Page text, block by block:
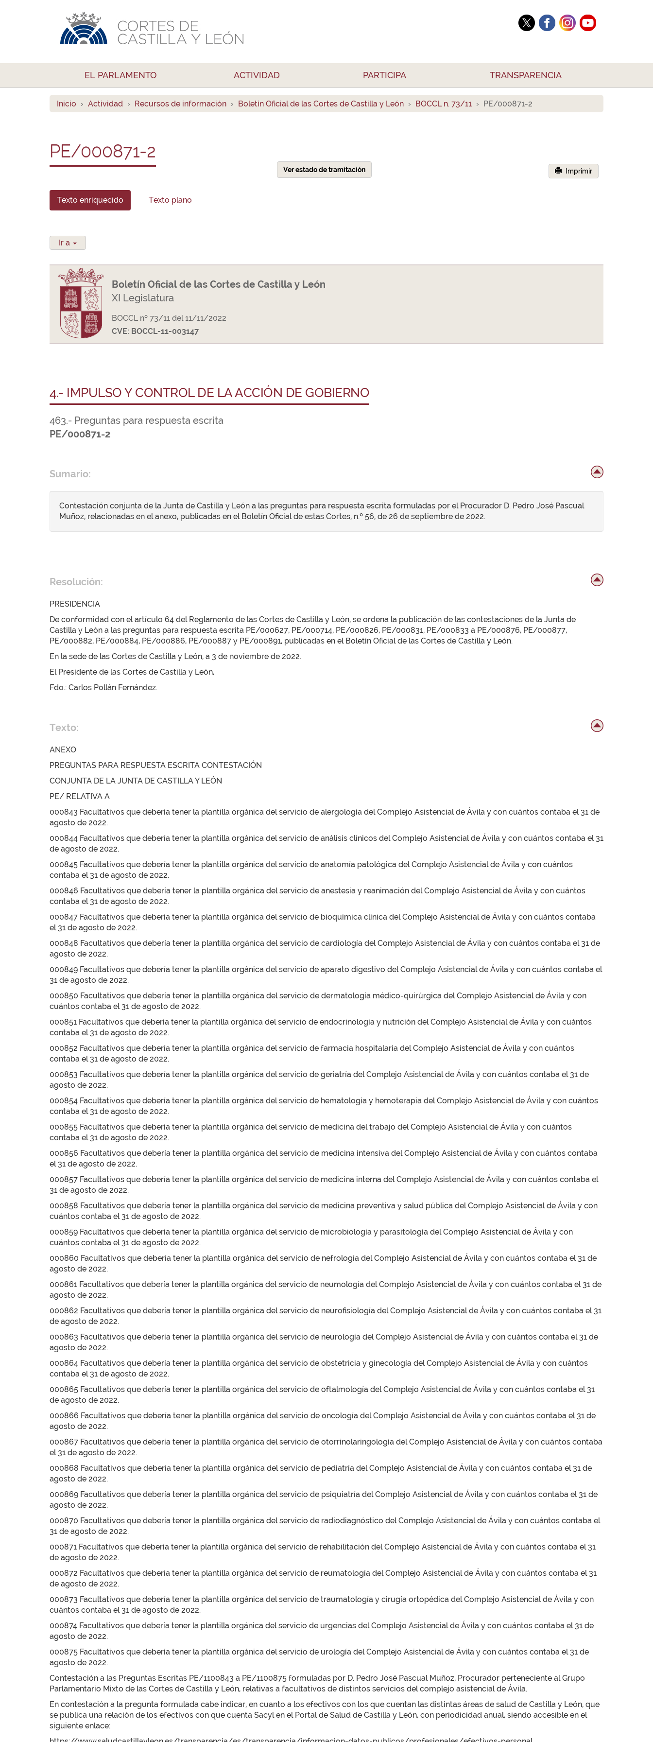
EL PARLAMENTO ACTIVIDAD PARTICIPA TRANSPARENCIA
Inicio Actividad Recursos de información Boletín Oficial de las Cortes de Castilla y León BOCCL n. 73/11 PE/000871-2
PE/000871-2
Ver estado de tramitación Imprimir
Texto enriquecido Texto plano
Ir a
Boletín Oficial de las Cortes de Castilla y León
XI Legislatura
BOCCL nº 73/11 del 11/11/2022
CVE: BOCCL-11-003147
4.- IMPULSO Y CONTROL DE LA ACCIÓN DE GOBIERNO
463.- Preguntas para respuesta escrita
PE/000871-2
Sumario:
Contestación conjunta de la Junta de Castilla y León a las preguntas para respuesta escrita formuladas por el Procurador D. Pedro José Pascual
Muñoz, relacionadas en el anexo, publicadas en el Boletín Oficial de estas Cortes, n.º 56, de 26 de septiembre de 2022.
Resolución:
PRESIDENCIA
De conformidad con el artículo 64 del Reglamento de las Cortes de Castilla y León, se ordena la publicación de las contestaciones de la Junta de
Castilla y León a las preguntas para respuesta escrita PE/000627, PE/000714, PE/000826, PE/000831, PE/000833 a PE/000876, PE/000877,
PE/000882, PE/000884, PE/000886, PE/000887 y PE/000891, publicadas en el Boletín Oficial de las Cortes de Castilla y León.
En la sede de las Cortes de Castilla y León, a 3 de noviembre de 2022.
El Presidente de las Cortes de Castilla y León,
Fdo.: Carlos Pollán Fernández.
Texto:
ANEXO
PREGUNTAS PARA RESPUESTA ESCRITA CONTESTACIÓN
CONJUNTA DE LA JUNTA DE CASTILLA Y LEÓN
PE/ RELATIVA A
000843 Facultativos que debería tener la plantilla orgánica del servicio de alergología del Complejo Asistencial de Ávila y con cuántos contaba el 31 de
agosto de 2022.
000844 Facultativos que debería tener la plantilla orgánica del servicio de análisis clínicos del Complejo Asistencial de Ávila y con cuántos contaba el 31
de agosto de 2022.
000845 Facultativos que debería tener la plantilla orgánica del servicio de anatomía patológica del Complejo Asistencial de Ávila y con cuántos
contaba el 31 de agosto de 2022.
000846 Facultativos que debería tener la plantilla orgánica del servicio de anestesia y reanimación del Complejo Asistencial de Ávila y con cuántos
contaba el 31 de agosto de 2022.
000847 Facultativos que debería tener la plantilla orgánica del servicio de bioquímica clínica del Complejo Asistencial de Ávila y con cuántos contaba
el 31 de agosto de 2022.
000848 Facultativos que debería tener la plantilla orgánica del servicio de cardiología del Complejo Asistencial de Ávila y con cuántos contaba el 31 de
agosto de 2022.
000849 Facultativos que debería tener la plantilla orgánica del servicio de aparato digestivo del Complejo Asistencial de Ávila y con cuántos contaba el
31 de agosto de 2022.
000850 Facultativos que debería tener la plantilla orgánica del servicio de dermatología médico-quirúrgica del Complejo Asistencial de Ávila y con
cuántos contaba el 31 de agosto de 2022.
000851 Facultativos que debería tener la plantilla orgánica del servicio de endocrinología y nutrición del Complejo Asistencial de Ávila y con cuántos
contaba el 31 de agosto de 2022.
000852 Facultativos que debería tener la plantilla orgánica del servicio de farmacia hospitalaria del Complejo Asistencial de Ávila y con cuántos
contaba el 31 de agosto de 2022.
000853 Facultativos que debería tener la plantilla orgánica del servicio de geriatría del Complejo Asistencial de Ávila y con cuántos contaba el 31 de
agosto de 2022.
000854 Facultativos que debería tener la plantilla orgánica del servicio de hematología y hemoterapia del Complejo Asistencial de Ávila y con cuántos
contaba el 31 de agosto de 2022.
000855 Facultativos que debería tener la plantilla orgánica del servicio de medicina del trabajo del Complejo Asistencial de Ávila y con cuántos
contaba el 31 de agosto de 2022.
000856 Facultativos que debería tener la plantilla orgánica del servicio de medicina intensiva del Complejo Asistencial de Ávila y con cuántos contaba
el 31 de agosto de 2022.
000857 Facultativos que debería tener la plantilla orgánica del servicio de medicina interna del Complejo Asistencial de Ávila y con cuántos contaba el
31 de agosto de 2022.
000858 Facultativos que debería tener la plantilla orgánica del servicio de medicina preventiva y salud pública del Complejo Asistencial de Ávila y con
cuántos contaba el 31 de agosto de 2022.
000859 Facultativos que debería tener la plantilla orgánica del servicio de microbiología y parasitología del Complejo Asistencial de Ávila y con
cuántos contaba el 31 de agosto de 2022.
000860 Facultativos que debería tener la plantilla orgánica del servicio de nefrología del Complejo Asistencial de Ávila y con cuántos contaba el 31 de
agosto de 2022.
000861 Facultativos que debería tener la plantilla orgánica del servicio de neumología del Complejo Asistencial de Ávila y con cuántos contaba el 31 de
agosto de 2022.
000862 Facultativos que debería tener la plantilla orgánica del servicio de neurofisiología del Complejo Asistencial de Ávila y con cuántos contaba el 31
de agosto de 2022.
000863 Facultativos que debería tener la plantilla orgánica del servicio de neurología del Complejo Asistencial de Ávila y con cuántos contaba el 31 de
agosto de 2022.
000864 Facultativos que debería tener la plantilla orgánica del servicio de obstetricia y ginecología del Complejo Asistencial de Ávila y con cuántos
contaba el 31 de agosto de 2022.
000865 Facultativos que debería tener la plantilla orgánica del servicio de oftalmología del Complejo Asistencial de Ávila y con cuántos contaba el 31
de agosto de 2022.
000866 Facultativos que debería tener la plantilla orgánica del servicio de oncología del Complejo Asistencial de Ávila y con cuántos contaba el 31 de
agosto de 2022.
000867 Facultativos que debería tener la plantilla orgánica del servicio de otorrinolaringología del Complejo Asistencial de Ávila y con cuántos contaba
el 31 de agosto de 2022.
000868 Facultativos que debería tener la plantilla orgánica del servicio de pediatría del Complejo Asistencial de Ávila y con cuántos contaba el 31 de
agosto de 2022.
000869 Facultativos que debería tener la plantilla orgánica del servicio de psiquiatría del Complejo Asistencial de Ávila y con cuántos contaba el 31 de
agosto de 2022.
000870 Facultativos que debería tener la plantilla orgánica del servicio de radiodiagnóstico del Complejo Asistencial de Ávila y con cuántos contaba el
31 de agosto de 2022.
000871 Facultativos que debería tener la plantilla orgánica del servicio de rehabilitación del Complejo Asistencial de Ávila y con cuántos contaba el 31
de agosto de 2022.
000872 Facultativos que debería tener la plantilla orgánica del servicio de reumatología del Complejo Asistencial de Ávila y con cuántos contaba el 31
de agosto de 2022.
000873 Facultativos que debería tener la plantilla orgánica del servicio de traumatología y cirugía ortopédica del Complejo Asistencial de Ávila y con
cuántos contaba el 31 de agosto de 2022.
000874 Facultativos que debería tener la plantilla orgánica del servicio de urgencias del Complejo Asistencial de Ávila y con cuántos contaba el 31 de
agosto de 2022.
000875 Facultativos que debería tener la plantilla orgánica del servicio de urología del Complejo Asistencial de Ávila y con cuántos contaba el 31 de
agosto de 2022.
Contestación a las Preguntas Escritas PE/1100843 a PE/1100875 formuladas por D. Pedro José Pascual Muñoz, Procurador perteneciente al Grupo
Parlamentario Mixto de las Cortes de Castilla y León, relativas a facultativos de distintos servicios del complejo asistencial de Ávila.
En contestación a la pregunta formulada cabe indicar, en cuanto a los efectivos con los que cuentan las distintas áreas de salud de Castilla y León, que
se publica una relación de los efectivos con que cuenta Sacyl en el Portal de Salud de Castilla y León, con periodicidad anual, siendo accesible en el
siguiente enlace: